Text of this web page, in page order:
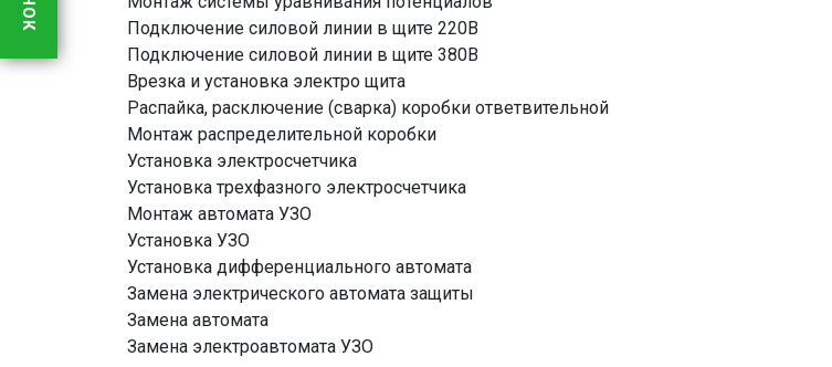
Подключение силовой линии в щите 220В
Подключение силовой линии в щите 380В
Врезка и установка электро щита
Распайка, расключение (сварка) коробки ответвительной
Монтаж распределительной коробки
Установка электросчетчика
Установка трехфазного электросчетчика
Монтаж автомата УЗО
Установка УЗО
Установка дифференциального автомата
Замена электрического автомата защиты
Замена автомата
Замена электроавтомата УЗО